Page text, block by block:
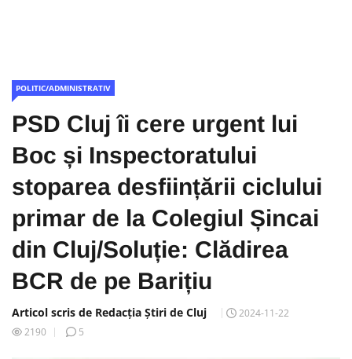
POLITIC/ADMINISTRATIV
PSD Cluj îi cere urgent lui
Boc și Inspectoratului
stoparea desființării ciclului
primar de la Colegiul Șincai
din Cluj/Soluție: Clădirea
BCR de pe Barițiu
Articol scris de Redacția Știri de Cluj
2024-11-22
2190
5